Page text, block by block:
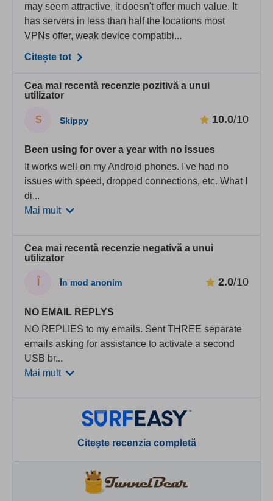
may seem attractive, it doesn't offer much value. It
has servers in less than half the locations most
VPNs offer, weak device compatibi...
Citește tot
Cea mai recentă recenzie pozitivă a unui
utilizator
S Skippy 10.0/10
Been using for over a year with no issues
It works well on my Android phones. I've had no
issues with speed, dropped connections, etc. What I
di...
Mai mult
Cea mai recentă recenzie negativă a unui
utilizator
În mod anonim 2.0/10
NO EMAIL REPLYS
NO REPLIES to my emails. Sent THREE separate
emails asking for assistance to activate a second
USB br...
Mai mult
Citeşte recenzia completă